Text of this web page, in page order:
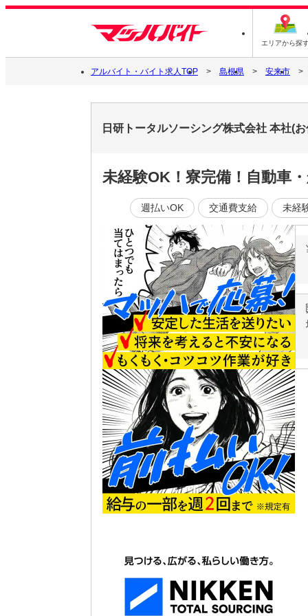
エリアから探
アルバイト・バイト求人TOP 島根県 安来市
日研トータルソーシング株式会社 本社(
未経験OK！寮完備！自動車
週払いOK 交通費支給 未経